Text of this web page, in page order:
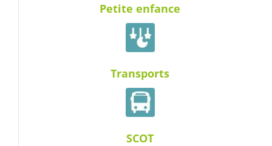
Petite enfance
Transports
SCOT